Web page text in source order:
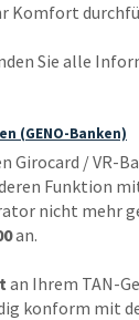
Komfort
Sie alle
(GENO-Banken)
Girocard / VR-
Funktion
nicht mehr
an.
an Ihrem TAN-
konform mit